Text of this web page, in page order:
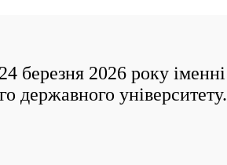
березня 2026 року іменні
державного університету.